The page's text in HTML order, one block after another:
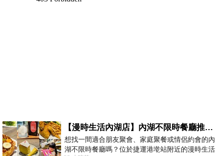
【漫時生活內湖店】內湖不限時餐廳推薦｜捷運港墘站美食，聚餐、約會、家庭聚會首選，正餐甜點一次滿足
想找一間適合朋友聚會、家庭聚餐或情侶約會的內
湖不限時餐廳嗎？位於捷運港墘站附近的漫時生活